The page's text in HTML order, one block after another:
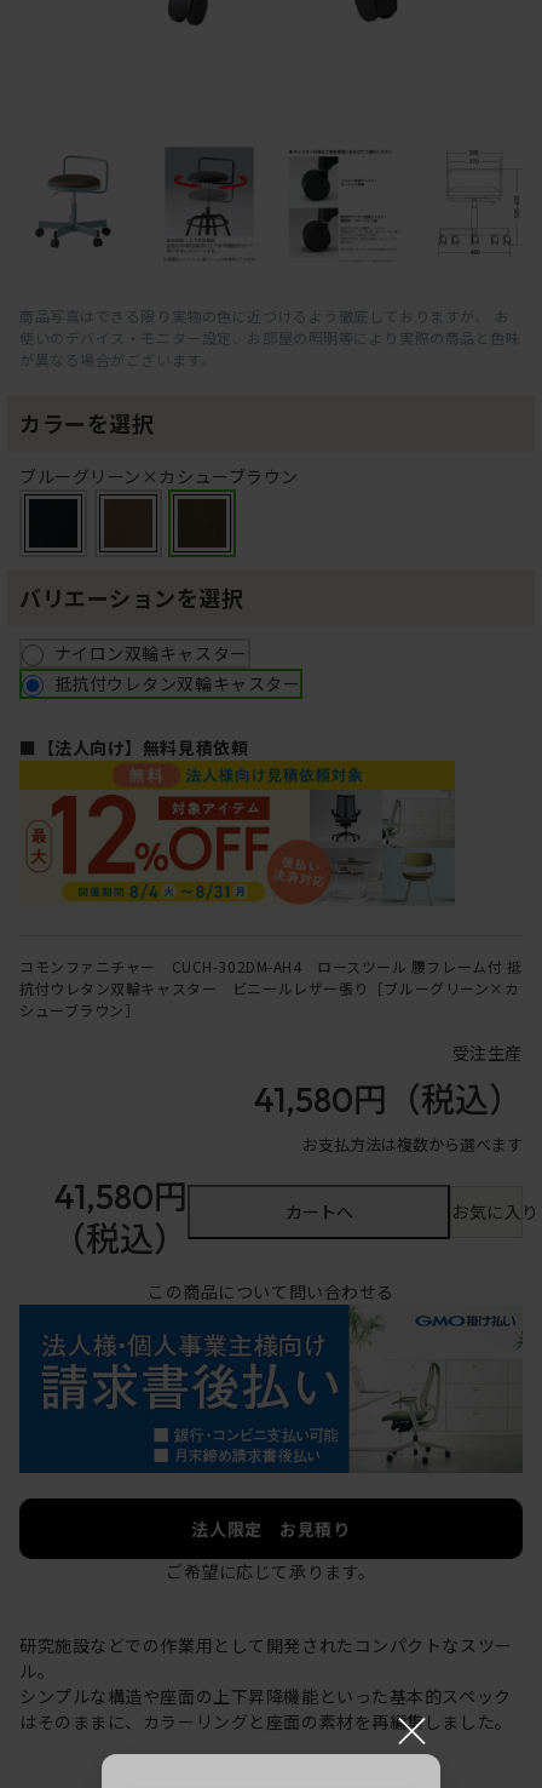
商品写真はできる限り実物の色に近づけるよう徹底しておりますが、 お
使いのデバイス・モニター設定、お部屋の照明等により実際の商品と色味
が異なる場合がございます。
カラーを選択
ブルーグリーン×カシューブラウン
バリエーションを選択
ナイロン双輪キャスター
抵抗付ウレタン双輪キャスター
■【法人向け】無料見積依頼
コモンファニチャー CUCH-302DM-AH4 ロースツール 腰フレーム付 抵
抗付ウレタン双輪キャスター ビニールレザー張り［ブルーグリーン×カ
シューブラウン］
受注生産
41,580円 （税込）
お支払方法は複数から選べます
41,580円
（税込）
カートへ お気に入
この商品について問い合わせる
法人限定 お見積り
ご希望に応じて承ります。
研究施設などでの作業用として開発されたコンパクトなスツー
ル。
シンプルな構造や座面の上下昇降機能といった基本的スペック
はそのままに、カラーリングと座面の素材を再編集しました。
×